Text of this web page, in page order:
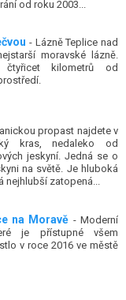
od roku 2003...
- Lázně Teplice nad
moravské lázně.
kilometrů od
propast najdete v
kras, nedaleko od
jeskyní. Jedná se o
na světě. Je hluboká
nejhlubší zatopená...
na Moravě - Moderní
je přístupné všem
v roce 2016 ve městě